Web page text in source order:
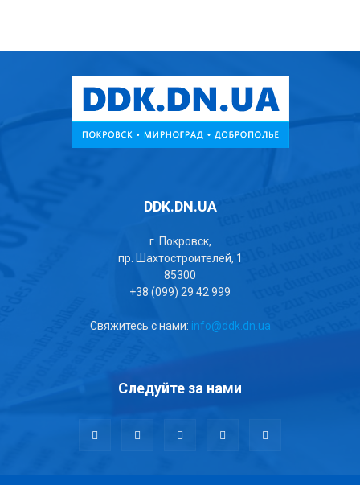
DDK.DN.UA
г. Покровск,
пр. Шахтостроителей, 1
85300
+38 (099) 29 42 999
Свяжитесь с нами: info@ddk.dn.ua
Следуйте за нами